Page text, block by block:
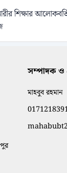
শিক্ষার
সম্পাদক ও
মাহবুব রহমান